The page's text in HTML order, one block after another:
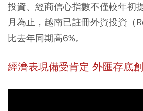
投資、經商信心指數不僅較年初
月為止，越南已註冊外資投資（
比去年同期高6%。
經濟表現備受肯定 外匯存底